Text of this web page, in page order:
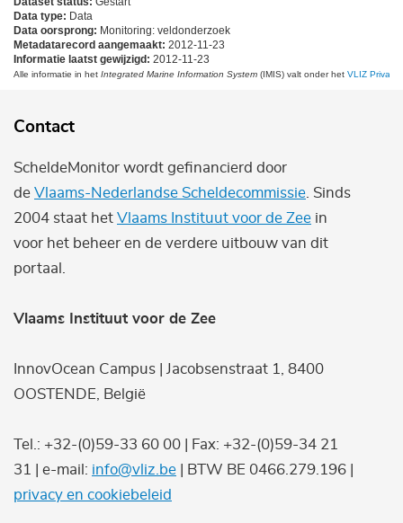
Data type: Data
Data oorsprong: Monitoring: veldonderzoek
Metadatarecord aangemaakt: 2012-11-23
Informatie laatst gewijzigd: 2012-11-23
Alle informatie in het Integrated Marine Information System (IMIS) valt onder het VLIZ Privacy
Contact
ScheldeMonitor wordt gefinancierd door
de Vlaams-Nederlandse Scheldecommissie . Sinds
2004 staat het Vlaams Instituut voor de Zee in
voor het beheer en de verdere uitbouw van dit
portaal.
Vlaams Instituut voor de Zee
InnovOcean Campus | Jacobsenstraat 1, 8400
OOSTENDE, België
Tel.: +32-(0)59-33 60 00 | Fax: +32-(0)59-34 21
31 | e-mail: info@vliz.be | BTW BE 0466.279.196 |
privacy en cookiebeleid